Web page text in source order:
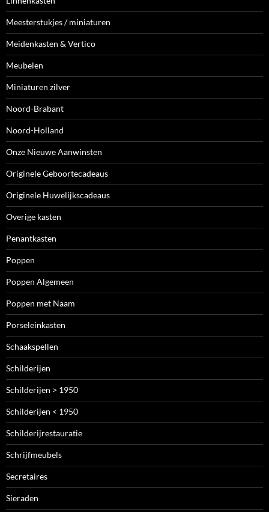
Meesterstukjes / miniaturen
Meidenkasten & Vertico
Meubelen
Miniaturen zilver
Noord-Brabant
Noord-Holland
Onze Nieuwe Aanwinsten
Originele Geboortecadeaus
Originele Huwelijkscadeaus
Overige kasten
Penantkasten
Poppen
Poppen Algemeen
Poppen met Naam
Porseleinkasten
Schaakspellen
Schilderijen
Schilderijen > 1950
Schilderijen < 1950
Schilderijrestauratie
Schrijfmeubels
Secretaires
Sieraden